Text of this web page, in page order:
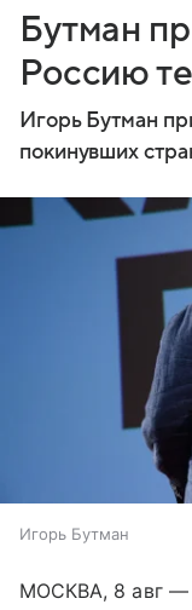
Бутман
Россию
Игорь Бутман
покинувших
Игорь Бутман
МОСКВА, 8 авг —